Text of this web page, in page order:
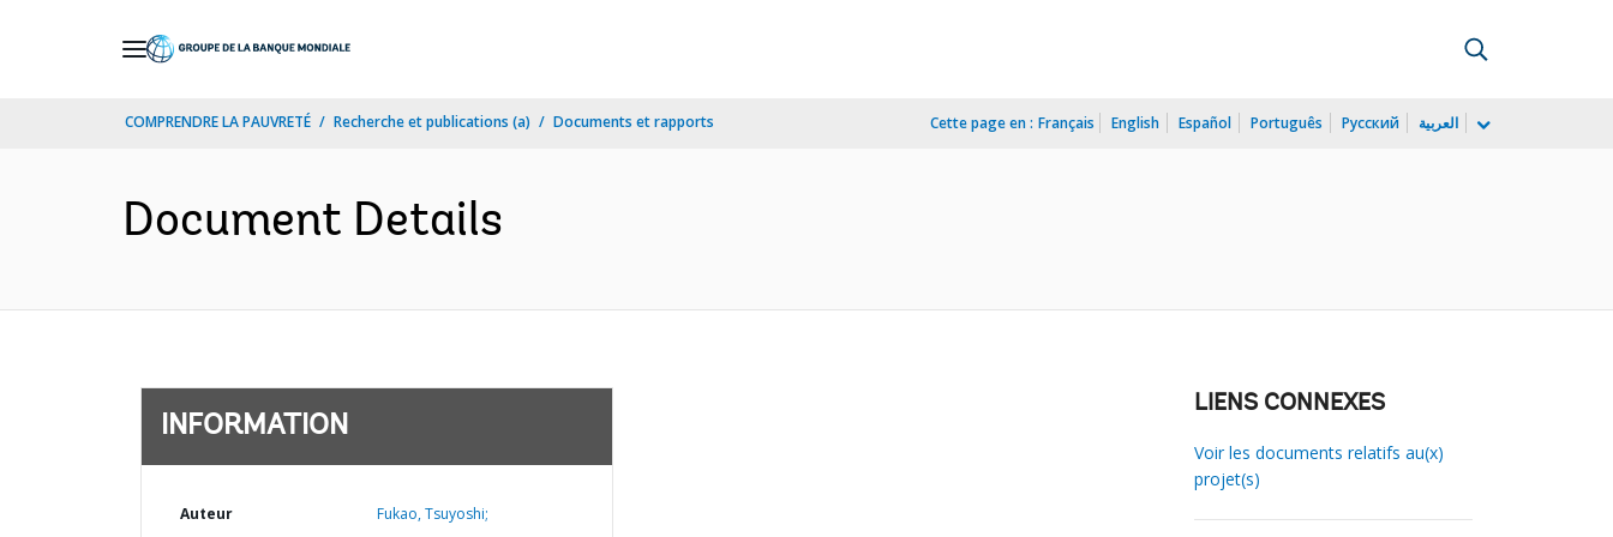
COMPRENDRE LA PAUVRETÉ Recherche et publications (a) Documents et rapports Cette page en : Français English Español Português Русский العربية
Document Details
INFORMATION
Auteur Fukao, Tsuyoshi;
LIENS CONNEXES
Voir les documents relatifs au(x)
projet(s)